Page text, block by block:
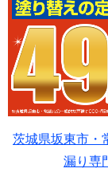
茨城県坂東市・
漏り専